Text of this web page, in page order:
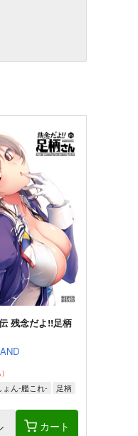
残念だよ!!足柄
ょん-艦これ- 足柄
カート